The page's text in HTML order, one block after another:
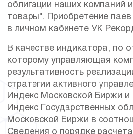
облигации наших компаний
товары". Приобретение
в личном кабинете УК
В качестве индикатора, по
которому управляющая
результативность
стратегии активного
Индекс Московской Биржи
Индекс Государственных
Московской Биржи в
Сведения о порядке